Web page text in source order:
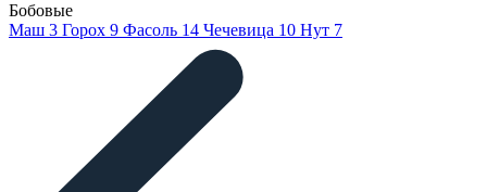
Бобовые
Маш 3 Горох 9 Фасоль 14 Чечевица 10 Нут 7